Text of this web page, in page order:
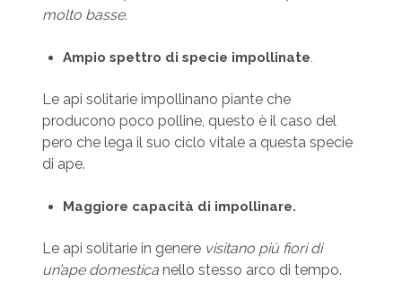
molto basse.
Ampio spettro di specie impollinate.
Le api solitarie impollinano piante che
producono poco polline, questo è il caso del
pero che lega il suo ciclo vitale a questa specie
di ape.
Maggiore capacità di impollinare.
Le api solitarie in genere visitano più fiori di
un’ape domesticanello stesso arco di tempo.